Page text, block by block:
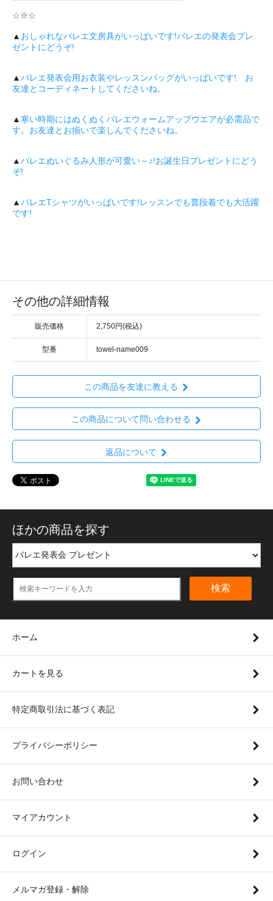
☆※☆
▲ おしゃれなバレエ文房具がいっぱいです!バレエの発表会プレ
ゼントにどうぞ!
▲バレエ発表会用お衣装やレッスンバッグがいっぱいです! お
友達とコーディネートしてくださいね。
▲ 寒い時期にはぬくぬくバレエウォームアップウエアが必需品で
す。お友達とお揃いで楽しんでくださいね。
▲バレエぬいぐるみ人形が可愛い～♪!お誕生日プレゼントにどう
ぞ!
▲バレエTシャツがいっぱいです!レッスンでも普段着でも大活躍
です!
その他の詳細情報
販売価格 2,750円(税込)
型番 towel-name009
この商品を友達に教える
この商品について問い合わせる
返品について
ほかの商品を探す
検索
ホーム
カートを見る
特定商取引法に基づく表記
プライバシーポリシー
お問い合わせ
マイアカウント
ログイン
メルマガ登録・解除